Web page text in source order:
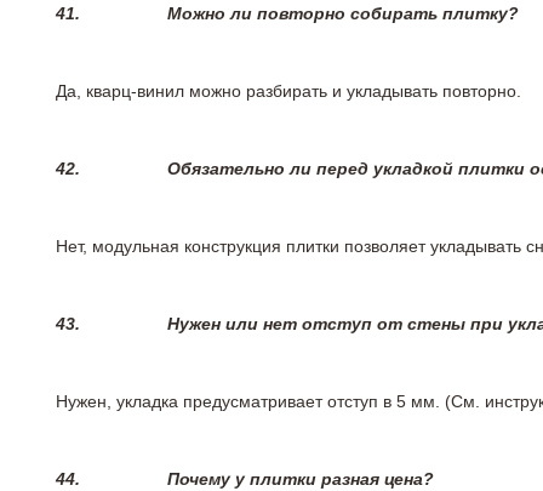
41. Можно ли повторно собирать плитку?
Да, кварц-винил можно разбирать и укладывать повторно.
42. Обязательно ли перед укладкой плитки
Нет, модульная конструкция плитки позволяет
43. Нужен или нет отступ от стены при
Нужен, укладка предусматривает отступ в 5 мм. (См.
44. Почему у плитки разная цена?